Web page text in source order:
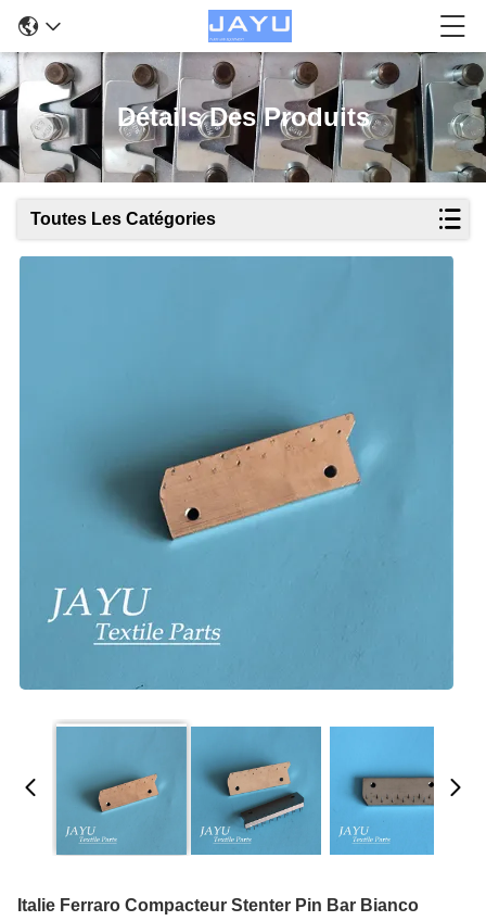
Détails Des Produits
Toutes Les Catégories
Italie Ferraro Compacteur Stenter Pin Bar Bianco